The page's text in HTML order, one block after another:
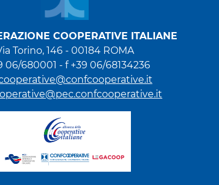
COOPERATIVE ITALIANE
Torino, 146 - 00184 ROMA
06/680001 - f +39 06/68134236